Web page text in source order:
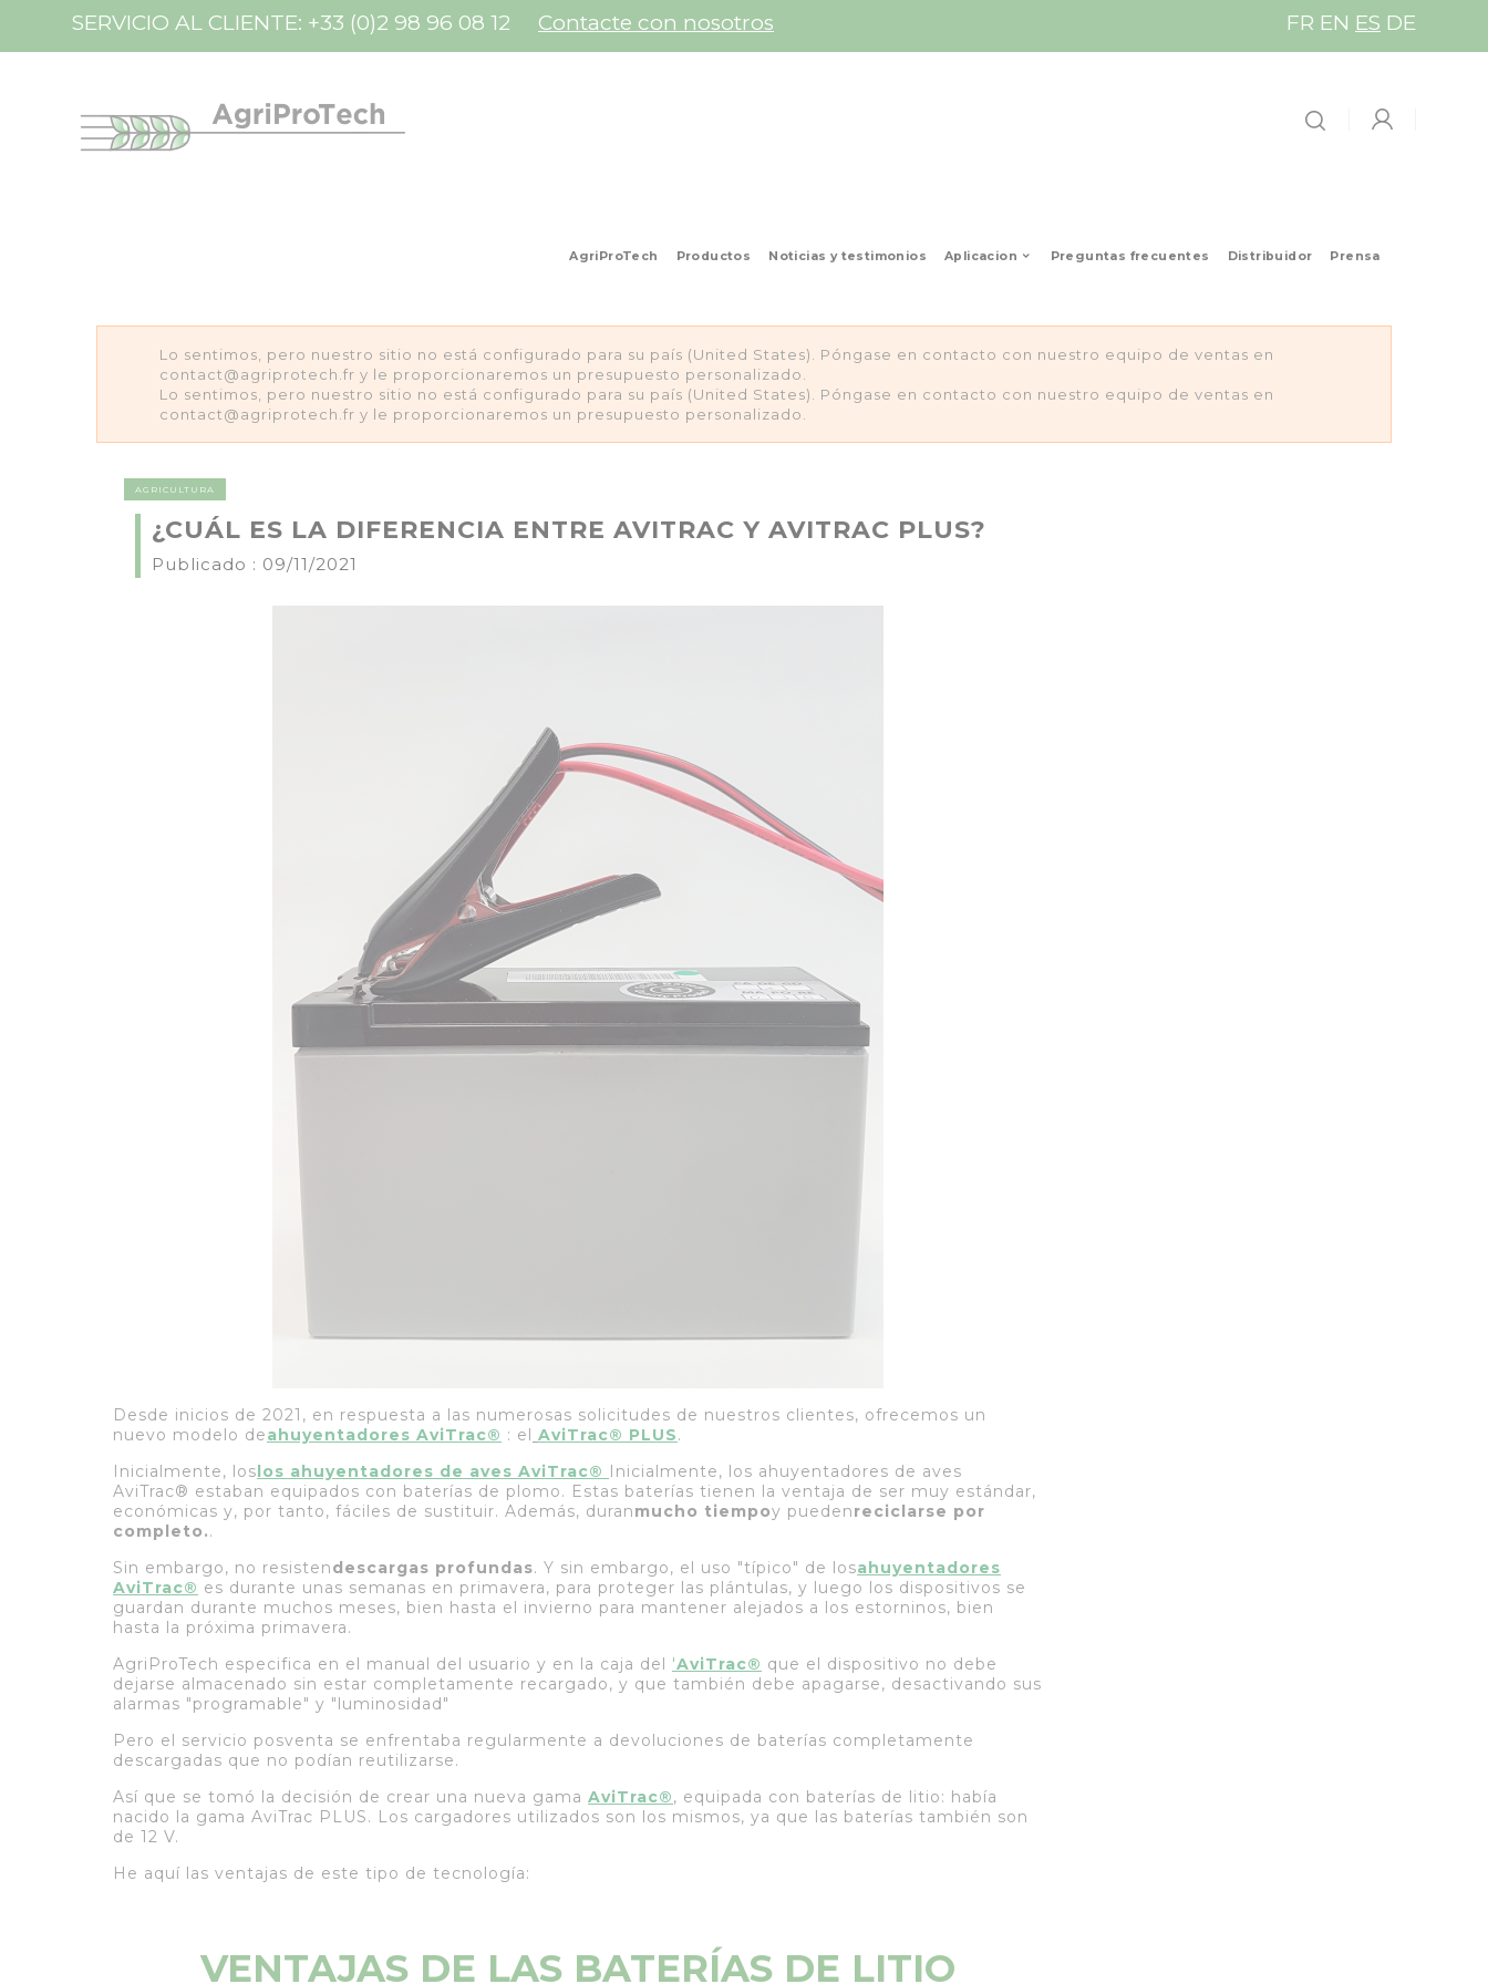
SERVICIO AL CLIENTE: +33 (0)2 98 96 08 12 Contacte con nosotros FR EN ES DE
AgriProTech Productos Noticias y testimonios Aplicacion Preguntas frecuentes Distribuidor Prensa
Lo sentimos, pero nuestro sitio no está configurado para su país (United States). Póngase en contacto con nuestro equipo de ventas en
contact@agriprotech.fr y le proporcionaremos un presupuesto personalizado.
Lo sentimos, pero nuestro sitio no está configurado para su país (United States). Póngase en contacto con nuestro equipo de ventas en
contact@agriprotech.fr y le proporcionaremos un presupuesto personalizado.
AGRICULTURA
¿CUÁL ES LA DIFERENCIA ENTRE AVITRAC Y AVITRAC PLUS?
Publicado : 09/11/2021
Desde inicios de 2021, en respuesta a las numerosas solicitudes de nuestros clientes, ofrecemos un
nuevo modelo deahuyentadores AviTrac® : el AviTrac® PLUS.
Inicialmente, los los ahuyentadores de aves AviTrac®
Inicialmente, los ahuyentadores de aves
AviTrac® estaban equipados con baterías de plomo. Estas baterías tienen la ventaja de ser muy estándar,
económicas y, por tanto, fáciles de sustituir. Además, duranmucho tiempoy puedenreciclarse por
completo..
Sin embargo, no resistendescargas profundas. Y sin embargo, el uso "típico" de losahuyentadores
AviTrac® es durante unas semanas en primavera, para proteger las plántulas, y luego los dispositivos se
guardan durante muchos meses, bien hasta el invierno para mantener alejados a los estorninos, bien
hasta la próxima primavera.
AgriProTech especifica en el manual del usuario y en la caja del 'AviTrac® que el dispositivo no debe
dejarse almacenado sin estar completamente recargado, y que también debe apagarse, desactivando sus
alarmas "programable" y "luminosidad"
Pero el servicio posventa se enfrentaba regularmente a devoluciones de baterías completamente
descargadas que no podían reutilizarse.
Así que se tomó la decisión de crear una nueva gama AviTrac®, equipada con baterías de litio: había
nacido la gama AviTrac PLUS. Los cargadores utilizados son los mismos, ya que las baterías también son
de 12 V.
He aquí las ventajas de este tipo de tecnología:
VENTAJAS DE LAS BATERÍAS DE LITIO